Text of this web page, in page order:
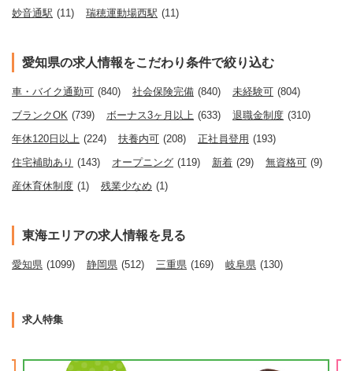
妙音通駅 (11) 瑞穂運動場西駅 (11)
愛知県の求人情報をこだわり条件で絞り込む
車・バイク通勤可 (840) 社会保険完備 (840) 未経験可 (804)
ブランクOK (739) ボーナス3ヶ月以上 (633) 退職金制度 (310)
年休120日以上 (224) 扶養内可 (208) 正社員登用 (193)
住宅補助あり (143) オープニング (119) 新着 (29) 無資格可 (9)
産休育休制度 (1) 残業少なめ (1)
東海エリアの求人情報を見る
愛知県 (1099) 静岡県 (512) 三重県 (169) 岐阜県 (130)
求人特集